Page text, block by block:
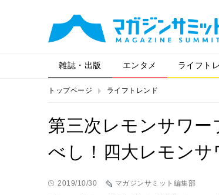
雑誌・出版 エンタメ ライフト
トップページ ライフトレンド
第三次レモンサワー
べし！四大レモンサ
2019/10/30
マガジンサミット編集部